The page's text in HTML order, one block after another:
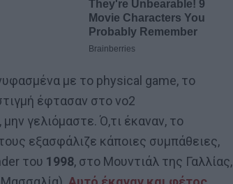
με το physical game, το
έφτασαν στο νο2
γελιόμαστε. Ό,τι έκαναν, το
εξασφάλιζε κάποιες συμπάθειες,
του 1998, στο Μουντιάλ της Γαλλίας,